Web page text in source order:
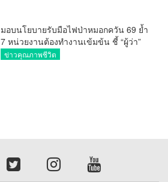
มอบนโยบายรับมือไฟป่าหมอกควัน 69 ย้ำ
7 หน่วยงานต้องทำงานเข้มข้น ชี้ “ผู้ว่า”
คีย์แมนสำคัญทำปัญหาลด
ข่าวคุณภาพชีวิต